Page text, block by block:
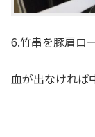
6.竹串を豚肩ロ
血が出なければ